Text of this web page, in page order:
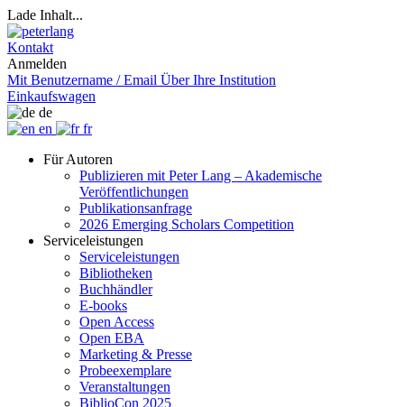
Lade Inhalt...
Kontakt
Anmelden
Mit Benutzername / Email Über Ihre Institution
Einkaufswagen
de
en
fr
Für Autoren
Publizieren mit Peter Lang – Akademische
Veröffentlichungen
Publikationsanfrage
2026 Emerging Scholars Competition
Serviceleistungen
Serviceleistungen
Bibliotheken
Buchhändler
E-books
Open Access
Open EBA
Marketing & Presse
Probeexemplare
Veranstaltungen
BiblioCon 2025